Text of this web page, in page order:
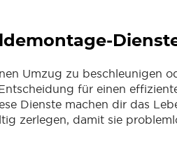
Umzug zu beschleunigen
für einen
Dienste machen dir das
zerlegen, damit sie